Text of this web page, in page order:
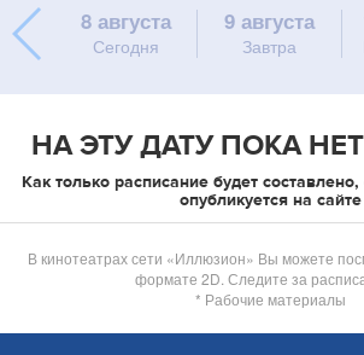
8 августа
Сегодня
9 августа
Завтра
НА ЭТУ ДАТУ ПОКА
Как только расписание будет
опубликуется на сайте
В кинотеатрах сети «Иллюзион» Вы можете
формате 2D. Следите за
* Рабочие материалы